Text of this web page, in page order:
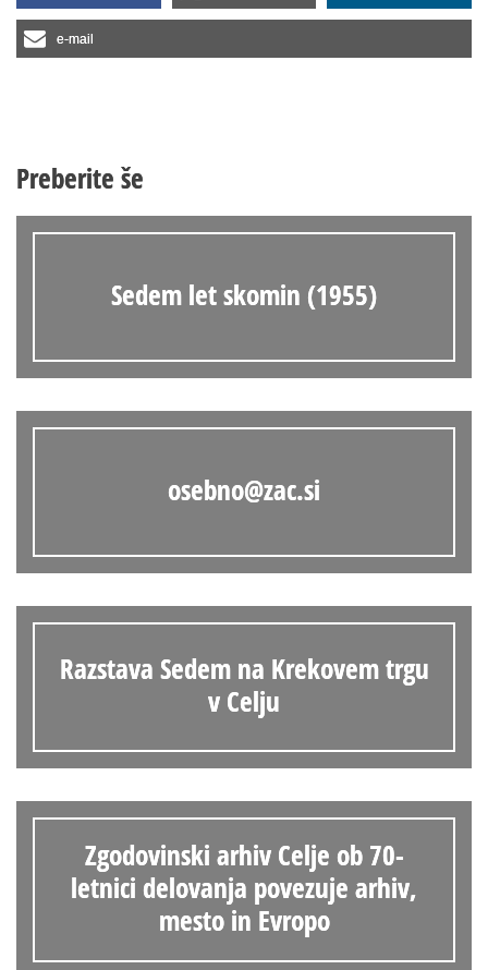
e-mail
Preberite še
Sedem let skomin (1955)
osebno@zac.si
Razstava Sedem na Krekovem trgu
v Celju
Zgodovinski arhiv Celje ob 70-
letnici delovanja povezuje arhiv,
mesto in Evropo